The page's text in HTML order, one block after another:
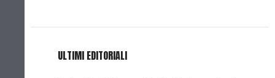
ULTIMI EDITORIALI